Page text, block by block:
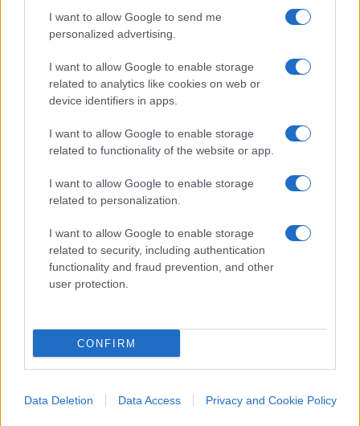
I want to allow Google to send me
personalized advertising.
I want to allow Google to enable storage
related to analytics like cookies on web or
device identifiers in apps.
I want to allow Google to enable storage
related to functionality of the website or app.
I want to allow Google to enable storage
related to personalization.
I want to allow Google to enable storage
related to security, including authentication
functionality and fraud prevention, and other
user protection.
CONFIRM
Data Deletion Data Access Privacy and Cookie Policy
Il tutto – e lo sa chi vive in Francia – in una
nazione dove in qualunque supermercato si è
continentale” checontrollano ogni movimento
dei clienti, ritenuti tutti potenziali ladri.
Evidentemente questo non accade al Louvre.
Dichiarazione solenne
Per chiudere, riportiamo la solenne dichiarazione
del presidenteEmmanuel Macron
Il furto commesso al Louvre è un attacco a un
patrimonio che custodiamo gelosamente perché
rappresenta la nostra storia. Ritroveremo le opere e i
colpevoli saranno portati davanti alla giustizia. Tutto